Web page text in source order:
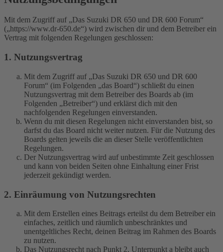
Mit dem Zugriff auf „Das Suzuki DR 650 und DR 600 Forum“
(„https://www.dr-650.de“) wird zwischen dir und dem Betreiber ein
Vertrag mit folgenden Regelungen geschlossen:
1. Nutzungsvertrag
Mit dem Zugriff auf „Das Suzuki DR 650 und DR 600
Forum“ (im Folgenden „das Board“) schließt du einen
Nutzungsvertrag mit dem Betreiber des Boards ab (im
Folgenden „Betreiber“) und erklärst dich mit den
nachfolgenden Regelungen einverstanden.
Wenn du mit diesen Regelungen nicht einverstanden bist, so
darfst du das Board nicht weiter nutzen. Für die Nutzung des
Boards gelten jeweils die an dieser Stelle veröffentlichten
Regelungen.
Der Nutzungsvertrag wird auf unbestimmte Zeit geschlossen
und kann von beiden Seiten ohne Einhaltung einer Frist
jederzeit gekündigt werden.
2. Einräumung von Nutzungsrechten
Mit dem Erstellen eines Beitrags erteilst du dem Betreiber ein
einfaches, zeitlich und räumlich unbeschränktes und
unentgeltliches Recht, deinen Beitrag im Rahmen des Boards
zu nutzen.
Das Nutzungsrecht nach Punkt 2, Unterpunkt a bleibt auch